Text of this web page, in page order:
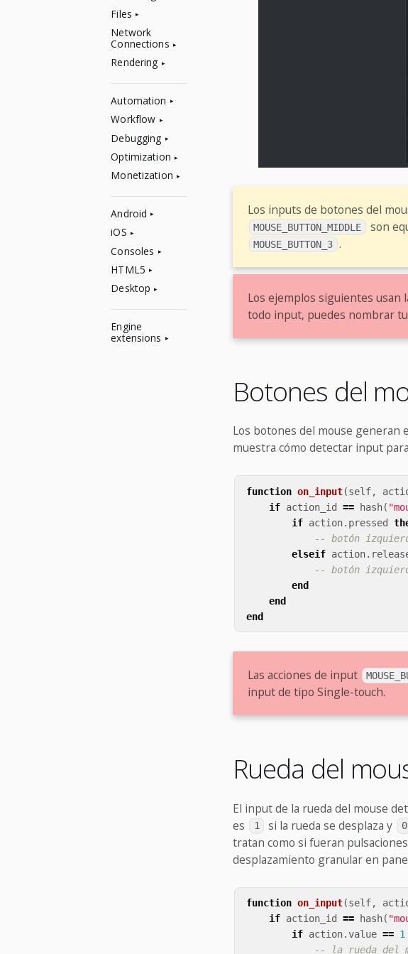
Files
Network
Connections
Rendering
Automation
Workflow
Debugging
Optimization
Monetization
Android
iOS
Consoles
HTML5
Desktop
Engine
extensions
Los inputs de botones del
MOUSE_BUTTON_MIDDLE son
MOUSE_BUTTON_3 .
Los ejemplos siguientes usan
todo input, puedes nombrar
Botones del
Los botones del mouse generan
muestra cómo detectar input
function on_input(self,
if action_id == hash(
if action. pressed
-- botón
elseif action.
-- botón
end
end
end
Las acciones de input
input de tipo Single-touch.
Rueda del
El input de la rueda del mouse
es 1 si la rueda se desplaza y 0
tratan como si fueran
desplazamiento granular en
function on_input(self,
if action_id == hash(
if action.value == 1
-- la rueda del